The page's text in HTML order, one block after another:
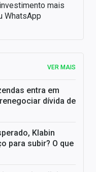
mais
WhatsApp
VER MAIS
entra em
dívida de
Klabin
para subir? O que